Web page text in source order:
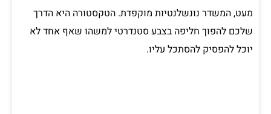
מעט, המשדר נונשלנטיות מוקפדת. הטקסטורה היא הדרך
שלכם להפוך חליפה בצבע סטנדרטי למשהו שאף אחד לא
יוכל להפסיק להסתכל עליו.